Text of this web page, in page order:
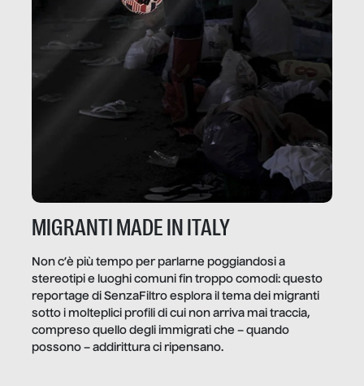
MIGRANTI MADE IN ITALY
Non c’è più tempo per parlarne poggiandosi a
stereotipi e luoghi comuni fin troppo comodi: questo
reportage di SenzaFiltro esplora il tema dei migranti
sotto i molteplici profili di cui non arriva mai traccia,
compreso quello degli immigrati che – quando
possono – addirittura ci ripensano.